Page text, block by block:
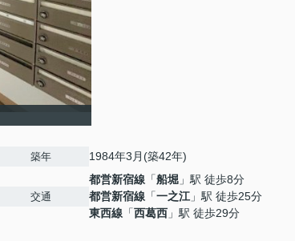
築年 1984年3月(築42年)
交通
都営新宿線 「船堀 」駅 徒歩8分
都営新宿線 「一之江 」駅 徒歩25分
東西線 「西葛西 」駅 徒歩29分